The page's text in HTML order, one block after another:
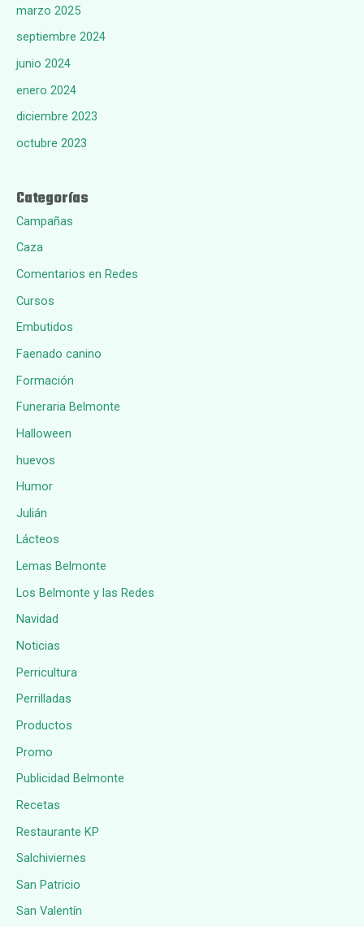
marzo 2025
septiembre 2024
junio 2024
enero 2024
diciembre 2023
octubre 2023
Categorías
Campañas
Caza
Comentarios en Redes
Cursos
Embutidos
Faenado canino
Formación
Funeraria Belmonte
Halloween
huevos
Humor
Julián
Lácteos
Lemas Belmonte
Los Belmonte y las Redes
Navidad
Noticias
Perricultura
Perrilladas
Productos
Promo
Publicidad Belmonte
Recetas
Restaurante KP
Salchiviernes
San Patricio
San Valentín